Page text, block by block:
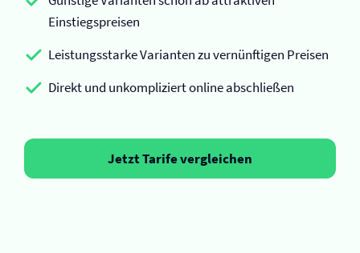
Einstiegspreisen
Leistungsstarke Varianten zu vernünftigen Preisen
Direkt und unkompliziert online abschließen
Jetzt Tarife vergleichen